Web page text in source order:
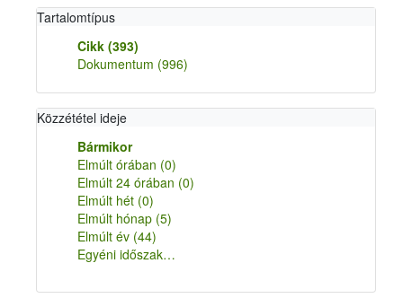
Tartalomtípus
Cikk (393)
Dokumentum (996)
Közzététel ideje
Bármikor
Elmúlt órában (0)
Elmúlt 24 órában (0)
Elmúlt hét (0)
Elmúlt hónap (5)
Elmúlt év (44)
Egyéni időszak…